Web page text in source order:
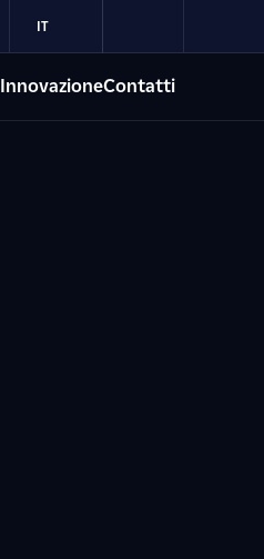
IT
InnovazioneContatti